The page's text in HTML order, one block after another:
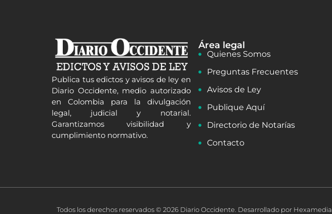
Publica tus edictos y avisos de ley en
Diario Occidente, medio autorizado
en Colombia para la divulgación
legal, judicial y notarial.
Garantizamos visibilidad y
cumplimiento normativo.
Área legal
Quienes Somos
Preguntas Frecuentes
Avisos de Ley
Publique Aquí
Directorio de Notarías
Contacto
Todos los derechos reservados © 2026 Diario Occidente. Desarrollado por Hexamedia.